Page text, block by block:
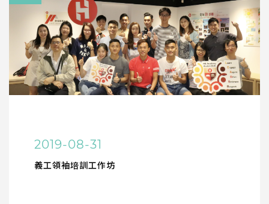
2019-08-31
義工領袖培訓工作坊